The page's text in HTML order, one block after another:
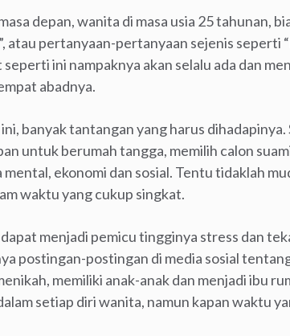
depan, wanita di masa usia 25 tahunan,
atau pertanyaan-pertanyaan sejenis seperti
ini nampaknya akan selalu ada dan
abadnya.
banyak tantangan yang harus dihadapinya.
untuk berumah tangga, memilih calon
ekonomi dan sosial. Tentu tidaklah
waktu yang cukup singkat.
menjadi pemicu tingginya stress dan
postingan-postingan di media sosial
memiliki anak-anak dan menjadi ibu
setiap diri wanita, namun kapan waktu